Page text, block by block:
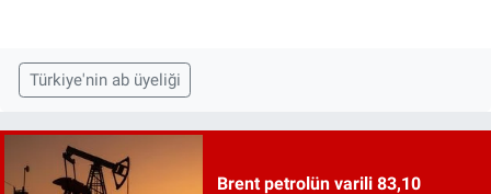
Türkiye'nin ab üyeliği
Brent petrolün varili 83,10